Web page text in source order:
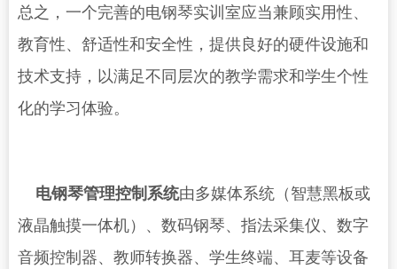
总之，一个完善的电钢琴实训室应当兼顾实用性、
教育性、舒适性和安全性，提供良好的硬件设施和
技术支持，以满足不同层次的教学需求和学生个性
化的学习体验。
电钢琴管理控制系统由多媒体系统（智慧黑板或
液晶触摸一体机）、数码钢琴、指法采集仪、数字
音频控制器、教师转换器、学生终端、耳麦等设备